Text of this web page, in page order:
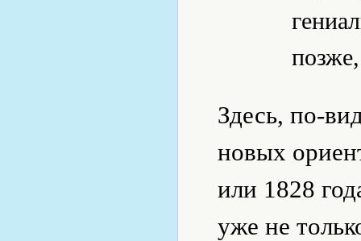
Здесь, по-
новых
или 1828
уже не